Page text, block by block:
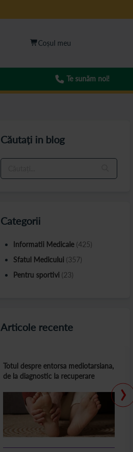
Te sunăm noi!
Căutați in blog
Categorii
Informatii Medicale (425)
Sfatul Medicului (357)
Pentru sportivi (23)
Articole recente
Totul despre entorsa mediotarsiana,
de la diagnostic la recuperare
›